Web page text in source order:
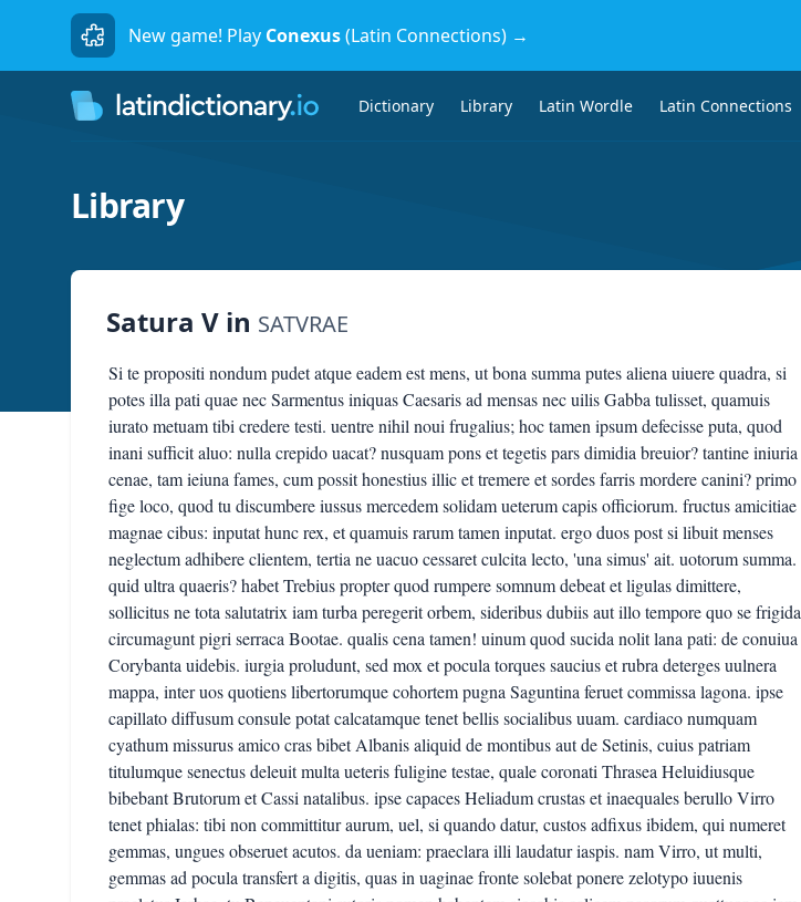
New game! Play Conexus(Latin Connections) →
Dictionary Library Latin Wordle Latin Connections
Library
Satura V in SATVRAE
Si te propositi nondum pudet atque eadem est mens, ut bona summa putes aliena uiuere quadra, si
potes illa pati quae nec Sarmentus iniquas Caesaris ad mensas nec uilis Gabba tulisset, quamuis
iurato metuam tibi credere testi. uentre nihil noui frugalius; hoc tamen ipsum defecisse puta, quod
inani sufficit aluo: nulla crepido uacat? nusquam pons et tegetis pars dimidia breuior? tantine iniuria
cenae, tam ieiuna fames, cum possit honestius illic et tremere et sordes farris mordere canini? primo
fige loco, quod tu discumbere iussus mercedem solidam ueterum capis officiorum. fructus amicitiae
magnae cibus: inputat hunc rex, et quamuis rarum tamen inputat. ergo duos post si libuit menses
neglectum adhibere clientem, tertia ne uacuo cessaret culcita lecto, 'una simus' ait. uotorum summa.
quid ultra quaeris? habet Trebius propter quod rumpere somnum debeat et ligulas dimittere,
sollicitus ne tota salutatrix iam turba peregerit orbem, sideribus dubiis aut illo tempore quo se frigida
circumagunt pigri serraca Bootae. qualis cena tamen! uinum quod sucida nolit lana pati: de conuiua
Corybanta uidebis. iurgia proludunt, sed mox et pocula torques saucius et rubra deterges uulnera
mappa, inter uos quotiens libertorumque cohortem pugna Saguntina feruet commissa lagona. ipse
capillato diffusum consule potat calcatamque tenet bellis socialibus uuam. cardiaco numquam
cyathum missurus amico cras bibet Albanis aliquid de montibus aut de Setinis, cuius patriam
titulumque senectus deleuit multa ueteris fuligine testae, quale coronati Thrasea Heluidiusque
bibebant Brutorum et Cassi natalibus. ipse capaces Heliadum crustas et inaequales berullo Virro
tenet phialas: tibi non committitur aurum, uel, si quando datur, custos adfixus ibidem, qui numeret
gemmas, ungues obseruet acutos. da ueniam: praeclara illi laudatur iaspis. nam Virro, ut multi,
gemmas ad pocula transfert a digitis, quas in uaginae fronte solebat ponere zelotypo iuuenis